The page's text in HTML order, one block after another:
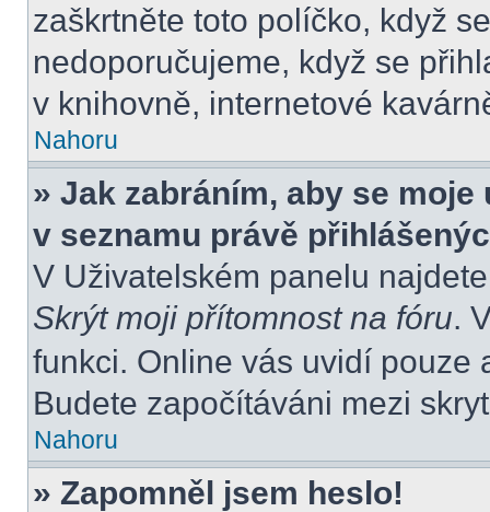
zaškrtněte toto políčko, když
nedoporučujeme, když se
v knihovně, internetové
Nahoru
» Jak zabráním, aby se
v seznamu právě
V Uživatelském panelu
Skrýt moji přítomnost na fóru.
funkci. Online vás uvidí pouze
Budete započítáváni mezi
Nahoru
» Zapomněl jsem heslo!